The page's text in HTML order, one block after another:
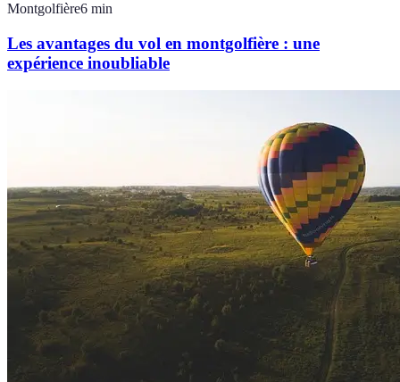
Montgolfière6 min
Les avantages du vol en montgolfière : une
expérience inoubliable